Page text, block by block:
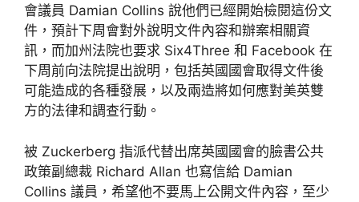
會議員 Damian Collins 說他們已經開始檢閱這份文
件，預計下周會對外說明文件內容和辦案相關資
訊，而加州法院也要求 Six4Three 和 Facebook 在
下周前向法院提出說明，包括英國國會取得文件後
可能造成的各種發展，以及兩造將如何應對美英雙
方的法律和調查行動。
被 Zuckerberg 指派代替出席英國國會的臉書公共
政策副總裁 Richard Allan 也寫信給 Damian
Collins 議員，希望他不要馬上公開文件內容，至少